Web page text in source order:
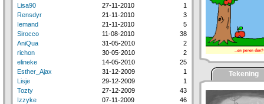
Lisa90
27-11-2010
1
Rensdyr
21-11-2010
3
Iemand
21-11-2010
5
Sirocco
11-08-2010
38
AniQua
31-05-2010
2
richon
30-05-2010
2
elineke
14-05-2010
25
Esther_Ajax
31-12-2009
1
Lisje
29-12-2009
1
Tozty
27-12-2009
43
Izzyke
07-11-2009
46
Tekening